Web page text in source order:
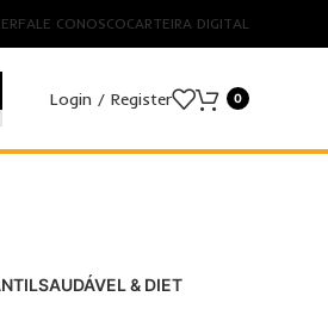
FALE CONOSCOCARTEIRA DIGITAL
Login / Register 0
SAUDÁVEL & DIET